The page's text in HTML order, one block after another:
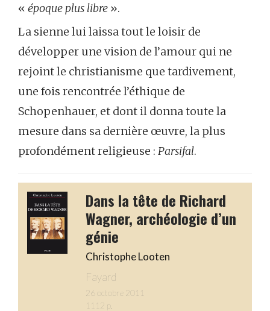
« époque plus libre ».
La sienne lui laissa tout le loisir de
développer une vision de l’amour qui ne
rejoint le christianisme que tardivement,
une fois rencontrée l’éthique de
Schopenhauer, et dont il donna toute la
mesure dans sa dernière œuvre, la plus
profondément religieuse : Parsifal.
Dans la tête de Richard
Wagner, archéologie d’un
génie
Christophe Looten
Fayard
26 octobre 2011
1112 p.